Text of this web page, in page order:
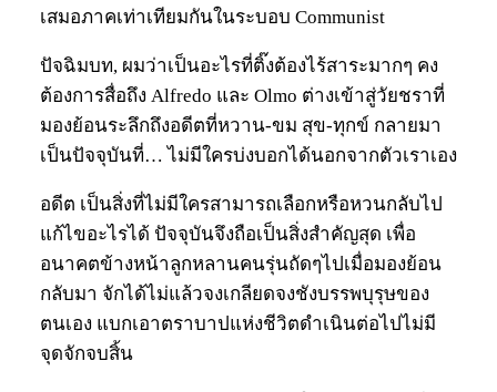
เสมอภาคเท่าเทียมกันในระบอบ Communist
ปัจฉิมบท, ผมว่าเป็นอะไรที่ติ๊งต้องไร้สาระมากๆ คง
ต้องการสื่อถึง Alfredo และ Olmo ต่างเข้าสู่วัยชราที่
มองย้อนระลึกถึงอดีตที่หวาน-ขม สุข-ทุกข์ กลายมา
เป็นปัจจุบันที่… ไม่มีใครบ่งบอกได้นอกจากตัวเราเอง
อดีต เป็นสิ่งที่ไม่มีใครสามารถเลือกหรือหวนกลับไป
แก้ไขอะไรได้ ปัจจุบันจึงถือเป็นสิ่งสำคัญสุด เพื่อ
อนาคตข้างหน้าลูกหลานคนรุ่นถัดๆไปเมื่อมองย้อน
กลับมา จักได้ไม่แล้วจงเกลียดจงชังบรรพบุรุษของ
ตนเอง แบกเอาตราบาปแห่งชีวิตดำเนินต่อไปไม่มี
จุดจักจบสิ้น